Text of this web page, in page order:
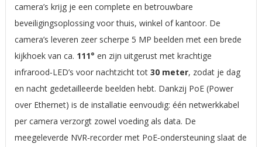
camera’s krijg je een complete en betrouwbare
beveiligingsoplossing voor thuis, winkel of kantoor. De
camera’s leveren zeer scherpe 5 MP beelden met een brede
kijkhoek van ca. 111° en zijn uitgerust met krachtige
infrarood‑LED’s voor nachtzicht tot 30 meter, zodat je dag
en nacht gedetailleerde beelden hebt. Dankzij PoE (Power
over Ethernet) is de installatie eenvoudig: één netwerkkabel
per camera verzorgt zowel voeding als data. De
meegeleverde NVR‑recorder met PoE‑ondersteuning slaat de